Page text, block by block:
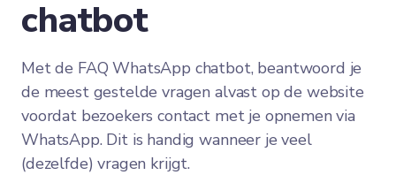
chatbot
Met de FAQ WhatsApp chatbot, beantwoord je
de meest gestelde vragen alvast op de website
voordat bezoekers contact met je opnemen via
WhatsApp. Dit is handig wanneer je veel
(dezelfde) vragen krijgt.